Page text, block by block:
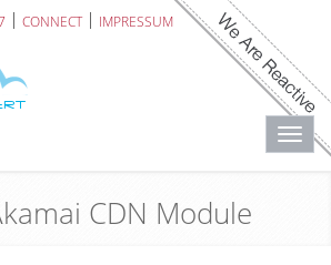
CONNECT IMPRESSUM
CDN Module